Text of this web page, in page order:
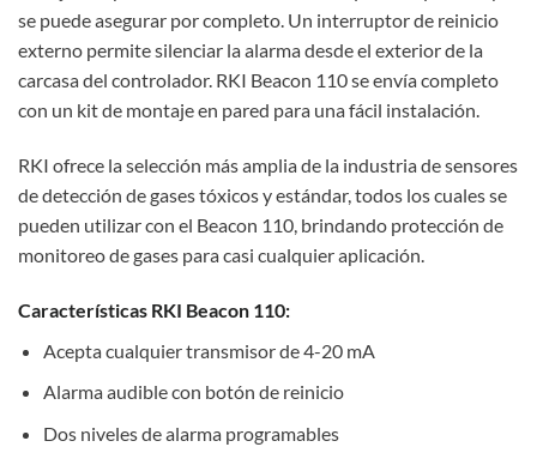
se puede asegurar por completo. Un interruptor de reinicio
externo permite silenciar la alarma desde el exterior de la
carcasa del controlador. RKI Beacon 110 se envía completo
con un kit de montaje en pared para una fácil instalación.
RKI ofrece la selección más amplia de la industria de sensores
de detección de gases tóxicos y estándar, todos los cuales se
pueden utilizar con el Beacon 110, brindando protección de
monitoreo de gases para casi cualquier aplicación.
Características RKI Beacon 110:
Acepta cualquier transmisor de 4-20 mA
Alarma audible con botón de reinicio
Dos niveles de alarma programables